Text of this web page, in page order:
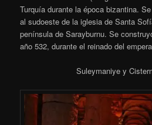
Turquía durante la época bizantina.
al sudoeste de la iglesia de Santa
península de Sarayburnu. Se
año 532, durante el reinado del
Suleymaniye y